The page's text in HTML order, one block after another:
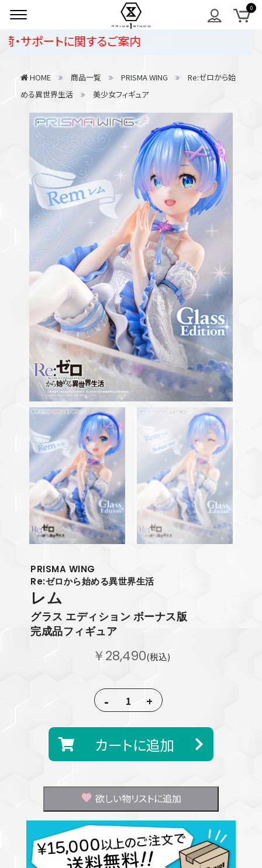
トに関するご案内
HOME 商品一覧 PRISMA WING
Re:ゼロから始
める異世界生活
美少女フィギュア
PRISMA WING
Re:ゼロから始める異世界生活
レム
グラス エディション ボーナス版
完成品フィギュア
￥28,490(税込)
- +
カートに追加
欲しい物リストに追加